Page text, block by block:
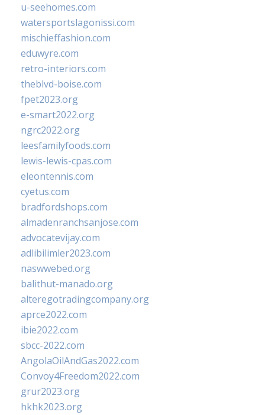
u-seehomes.com
watersportslagonissi.com
mischieffashion.com
eduwyre.com
retro-interiors.com
theblvd-boise.com
fpet2023.org
e-smart2022.org
ngrc2022.org
leesfamilyfoods.com
lewis-lewis-cpas.com
eleontennis.com
cyetus.com
bradfordshops.com
almadenranchsanjose.com
advocatevijay.com
adlibilimler2023.com
naswwebed.org
balithut-manado.org
alteregotradingcompany.org
aprce2022.com
ibie2022.com
sbcc-2022.com
AngolaOilAndGas2022.com
Convoy4Freedom2022.com
grur2023.org
hkhk2023.org